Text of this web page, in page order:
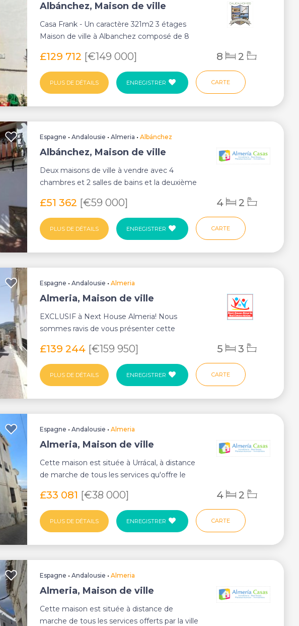
Albánchez, Maison de ville
Casa Frank - Un caractère 321m2 3 étages
Maison de ville à Albanchez composé de 8
£129 712 [€149 000] 8 2
PLUS DE DÉTAILS ENREGISTRER CARTE
Espagne •Andalousie •Almeria •Albánchez
Albánchez, Maison de ville
Deux maisons de ville à vendre avec 4
chambres et 2 salles de bains et la deuxième
£51 362 [€59 000] 4 2
PLUS DE DÉTAILS ENREGISTRER CARTE
Espagne •Andalousie •Almeria
Almeria, Maison de ville
EXCLUSIF à Next House Almeria! Nous
sommes ravis de vous présenter cette
£139 244 [€159 950] 5 3
PLUS DE DÉTAILS ENREGISTRER CARTE
Espagne •Andalousie •Almeria
Almeria, Maison de ville
Cette maison est située à Urrácal, à distance
de marche de tous les services qu'offre le
£33 081 [€38 000] 4 2
PLUS DE DÉTAILS ENREGISTRER CARTE
Espagne •Andalousie •Almeria
Almeria, Maison de ville
Cette maison est située à distance de
marche de tous les services offerts par la ville